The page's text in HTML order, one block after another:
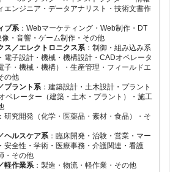
エンジニア・データアナリスト・技術文書作
ブ系：Webマーケティング・Web制作・DT
像・音響・ゲーム制作・その他
ス／エレクトロニクス系：制御・組み込み系
電子設計・機械・機構設計・CADオペレータ
子・機械・機構）・生産管理・フィールドエ
の他
プラント系：建築設計・土木設計・プラント
ペレーター（建築・土木・プラント）・施工
研究開発（化学・医薬品・素材・食品）・そ
ヘルスケア系：臨床開発・治験・営業・マー
安全性・学術・医療事務・介護関連・看護
・その他
軽作業系：製造・物流・軽作業・その他